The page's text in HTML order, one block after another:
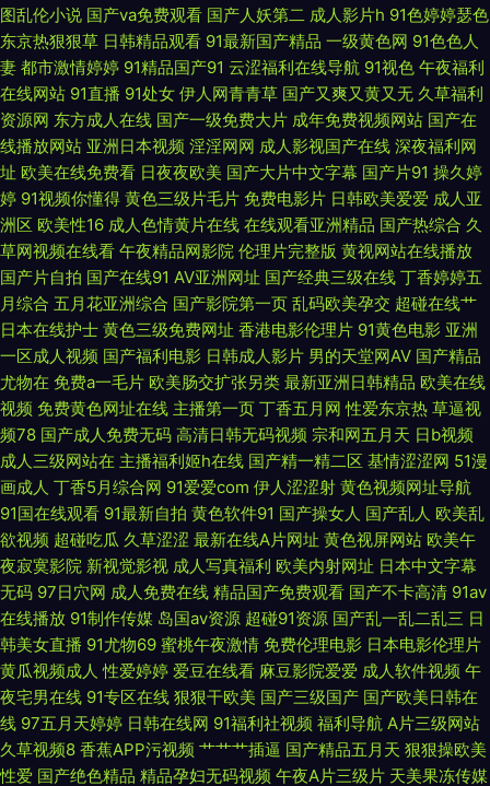
合 日韩精品免费看 伊人avav 超碰97狠狠肏 精品久久88 日本屄视频 亚州成
人网站在线 福利社91 欧美偷拍色图 午夜诱惑剧场 成人a在线网观看 欧美性
爱快播 中文字幕日本私人 福利姬在线导航 青青草成人社区 伊人久久综合影
院 白丝自慰潮睡91 韩国操逼视频 欧美成人α 无码卡呢添一点 97R精品 国产
人妖另类 男人午夜影院 五月素人人妻 97爱黄色 豆花成人社区 久久九精品
日本足交视频 伊人影院大香蕉 超碰AV夜夜操 九一自拍 日本男女网站 伊人青
青 豆花成人精品社区 欧美一级一级一级 亚洲精品在线一 97资源美女 国产精
品玖玖玖 蜜臀96超碰 五月花导航 97人妻资源 国产区视频在线 欧美免费bb
91次元网官网 东京热天堂网 麻豆福利导航 色悠久久 91草草草 超碰碰人人妻
美女视频不卡 在线免费看91 超碰免费在线 激情五月天影院 人妻骚午夜 一本
道免费视频 www日 黄色理论视频 人人操97 91ncom视频 岛国美女的a片 另
类影音 丝袜美足 91在线观看视频 国产ts豆花 男女上床黄色 天天操操操 91丝
袜插麻豆 浮力瑟瑟麻豆影院 成人久草 日本黄色影视步 97超碰网 九九大香蕉
少妇安慰久久网站 91微拍福利视频 国产第一二页 欧美AⅤ视频 午夜91影院
图乱伦小说 国产va免费观看 国产人妖第二 成人影片h 91色婷婷瑟色
东京热狠狠草 日韩精品观看 91最新国产精品 一级黄色网 91色色人
妻 都市激情婷婷 91精品国产91 云涩福利在线导航 91视色 午夜福利
在线网站 91直播 91处女 伊人网青青草 国产又爽又黄又无 久草福利
资源网 东方成人在线 国产一级免费大片 成年免费视频网站 国产在
线播放网站 亚洲日本视频 淫淫网网 成人影视国产在线 深夜福利网
址 欧美在线免费看 日夜夜欧美 国产大片中文字幕 国产片91 操久婷
婷 91视频你懂得 黄色三级片毛片 免费电影片 日韩欧美爱爱 成人亚
洲区 欧美性16 成人色情黄片在线 在线观看亚洲精品 国产热综合 久
草网视频在线看 午夜精品网影院 伦理片完整版 黄视网站在线播放
国产片自拍 国产在线91 AV亚洲网址 国产经典三级在线 丁香婷婷五
月综合 五月花亚洲综合 国产影院第一页 乱码欧美孕交 超碰在线艹
日本在线护士 黄色三级免费网址 香港电影伦理片 91黄色电影 亚洲
一区成人视频 国产福利电影 日韩成人影片 男的天堂网AV 国产精品
尤物在 免费a一毛片 欧美肠交扩张另类 最新亚洲日韩精品 欧美在线
视频 免费黄色网址在线 主播第一页 丁香五月网 性爱东京热 草逼视
频78 国产成人免费无码 高清日韩无码视频 宗和网五月天 日b视频
成人三级网站在 主播福利姬h在线 国产精一精二区 基情涩涩网 51漫
画成人 丁香5月综合网 91爱爱com 伊人涩涩射 黄色视频网址导航
91国在线观看 91最新自拍 黄色软件91 国产操女人 国产乱人 欧美乱
欲视频 超碰吃瓜 久草涩涩 最新在线A片网址 黄色视屏网站 欧美午
夜寂寞影院 新视觉影视 成人写真福利 欧美内射网址 日本中文字幕
无码 97日穴网 成人免费在线 精品国产免费观看 国产不卡高清 91av
在线播放 91制作传媒 岛国av资源 超碰91资源 国产乱一乱二乱三 日
韩美女直播 91尤物69 蜜桃午夜激情 免费伦理电影 日本电影伦理片
黄瓜视频成人 性爱婷婷 爱豆在线看 麻豆影院爱爱 成人软件视频 午
夜宅男在线 91专区在线 狠狠干欧美 国产三级国产 国产欧美日韩在
线 97五月天婷婷 日韩在线网 91福利社视频 福利导航 A片三级网站
久草视频8 香蕉APP污视频 艹艹艹插逼 国产精品五月天 狠狠操欧美
性爱 国产绝色精品 精品孕妇无码视频 午夜A片三级片 天美果冻传媒